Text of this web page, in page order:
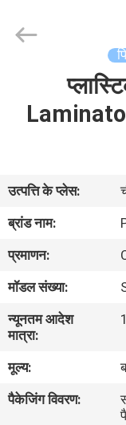
वीडियो
बारे
में
कारखाना
भ्रमण
Industry
Co.,Ltd.
उत्पत्ति के प्लेस:
ब्रांड नाम:
प्रमाणन:
मॉडल संख्या:
न्यूनतम आदेश
मात्रा:
मूल्य:
पैकेजिंग विवरण: